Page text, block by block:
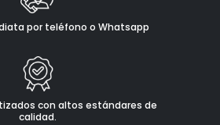
por teléfono o Whatsapp
con altos estándares de
calidad.